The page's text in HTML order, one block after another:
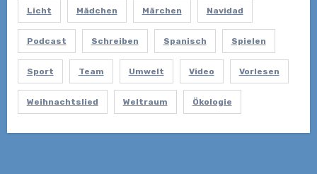
Licht Mädchen Märchen Navidad
Podcast Schreiben Spanisch Spielen
Sport Team Umwelt Video Vorlesen
Weihnachtslied Weltraum Ökologie